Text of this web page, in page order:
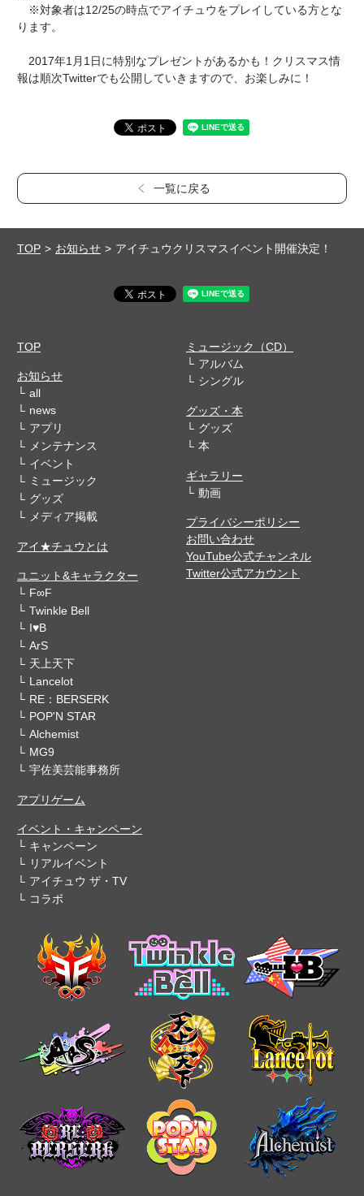
※対象者は12/25の時点でアイチュウをプレイしている方とな
ります。
2017年1月1日に特別なプレゼントがあるかも！クリスマス情
報は順次Twitterでも公開していきますので、お楽しみに！
一覧に戻る
TOP お知らせ アイチュウクリスマスイベント開催決定！
TOP
お知らせ
all
news
アプリ
メンテナンス
イベント
ミュージック
グッズ
メディア掲載
アイ★チュウとは
ユニット&キャラクター
F∞F
Twinkle Bell
I♥B
ArS
天上天下
Lancelot
RE：BERSERK
POP'N STAR
Alchemist
MG9
宇佐美芸能事務所
アプリゲーム
イベント・キャンペーン
キャンペーン
リアルイベント
アイチュウ ザ・TV
コラボ
ミュージック（CD）
アルバム
シングル
グッズ・本
グッズ
本
ギャラリー
動画
プライバシーポリシー
お問い合わせ
YouTube公式チャンネル
Twitter公式アカウント